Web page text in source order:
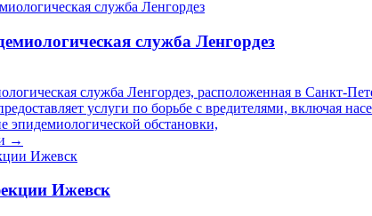
служба Ленгордез
служба Ленгордез, расположенная в Санкт-
услуги по борьбе с вредителями, включая
эпидемиологической обстановки,
→
Ижевск